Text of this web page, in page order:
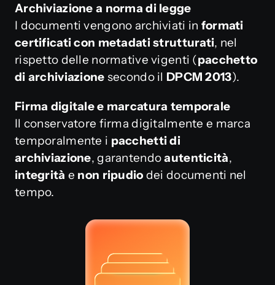
Archiviazione a norma di legge
I documenti vengono archiviati in formati
certificati con metadati strutturati, nel
rispetto delle normative vigenti (pacchetto
di archiviazione secondo il DPCM 2013).
Firma digitale e marcatura temporale
Il conservatore firma digitalmente e marca
temporalmente i pacchetti di
archiviazione, garantendoautenticità,
integrità e non ripudio dei documenti nel
tempo.